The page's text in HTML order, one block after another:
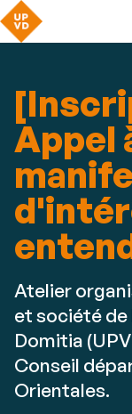
Appel
Atelier
et société
Domitia
Conseil
Orientales.